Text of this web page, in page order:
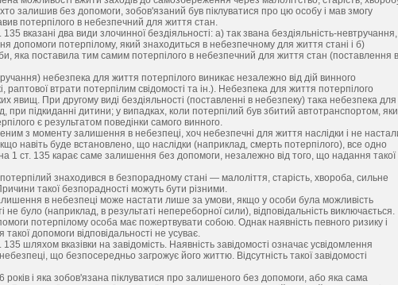
залишив без допомоги, зобов'язаний був піклуватися про цю особу і мав змогу
потерпілого в небезпечний для життя стан.
вказані два види злочинної бездіяльності: а) так звана бездіяльність-невтручання,
допомоги потерпілому, який знаходиться в небезпечному для життя стані і б)
яка поставила тим самим потерпілого в небезпечний для життя стан (поставлення в
небезпека для життя потерпілого виникає незалежно від дій винного
втрати потерпілим свідомості та ін.). Небезпека для життя потерпілого
явищ. При другому виді бездіяльності (поставленні в небезпеку) така небезпека для
при підкиданні дитини; у випадках, коли потерпілий був збитий автотранспортом,
є результатом поведінки самого винного.
з моменту залишення в небезпеці, хоч небезпечні для життя наслідки і не
навіть буде встановлено, що наслідки (наприклад, смерть потерпілого), все одно
1 ст. 135 карає саме залишення без допомоги, незалежно від того, що надання такої
знаходився в безпорадному стані — малоліття, старість, хвороба, сильне
такої безпорадності можуть бути різними.
в небезпеці може настати лише за умови, якщо у особи була можливість
було (наприклад, в результаті непереборної сили), відповідальність виключається.
потерпілому особа має пожертвувати собою. Однак наявність певного ризику і
допомоги відповідальності не усуває.
шляхом вказівки на завідомість. Наявність завідомості означає усвідомлення
що безпосередньо загрожує його життю. Відсутність такої завідомості
і яка зобов'язана піклуватися про залишеного без допомоги, або яка сама